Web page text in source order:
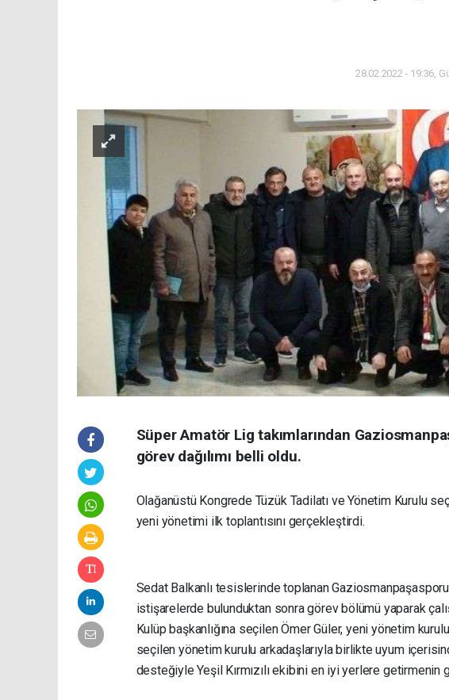
28.02.2022 - 19:36,
Süper Amatör Lig takımlarından
görev dağılımı belli oldu.
Olağanüstü Kongrede Tüzük Tadilatı ve Yönetim Kurulu
yeni yönetimi ilk toplantısını gerçekleştirdi.
Sedat Balkanlı tesislerinde toplanan
istişarelerde bulunduktan sonra görev bölümü yaparak
Kulüp başkanlığına seçilen Ömer Güler, yeni yönetim
seçilen yönetim kurulu arkadaşlarıyla birlikte uyum
desteğiyle Yeşil Kırmızılı ekibini en iyi yerlere getirmenin